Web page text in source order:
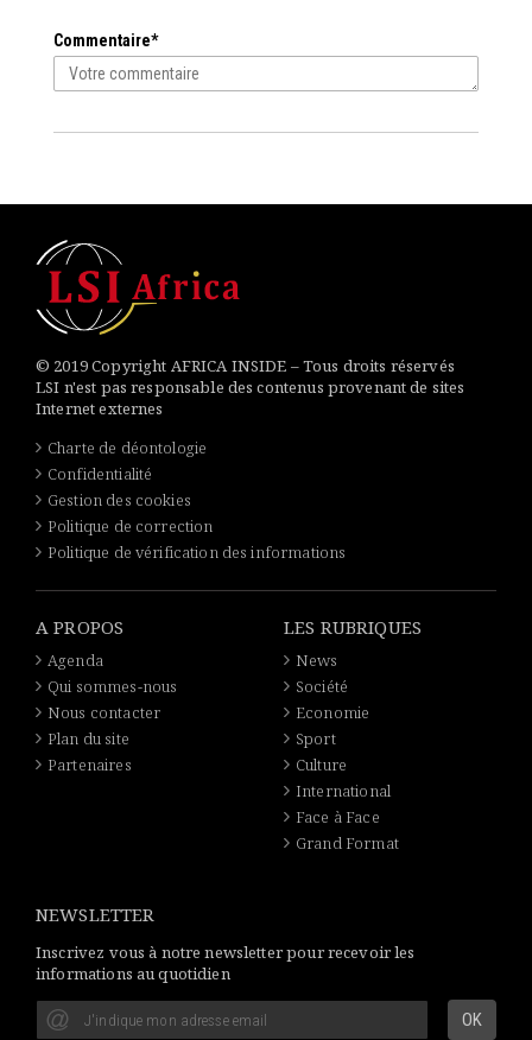
Commentaire*
© 2019 Copyright AFRICA INSIDE – Tous droits réservés
LSI n'est pas responsable des contenus provenant de sites
Internet externes
Charte de déontologie
Confidentialité
Gestion des cookies
Politique de correction
Politique de vérification des informations
A PROPOS
Agenda
Qui sommes-nous
Nous contacter
Plan du site
Partenaires
LES RUBRIQUES
News
Société
Economie
Sport
Culture
International
Face à Face
Grand Format
NEWSLETTER
Inscrivez vous à notre newsletter pour recevoir les
informations au quotidien